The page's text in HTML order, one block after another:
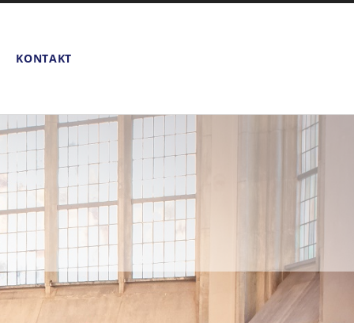
KONTAKT